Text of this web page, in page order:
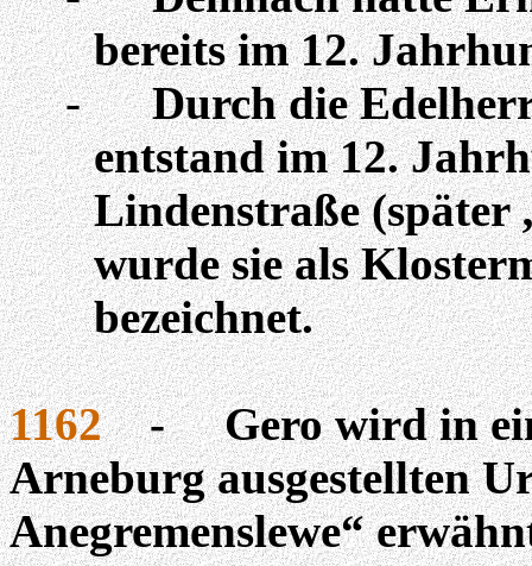
bereits im 12.
-
Durch die
entstand im 12.
Lindenstraße (später
wurde sie als
bezeichnet.
1162 -
Gero wird in
Arneburg ausgestellten
Anegremenslewe“